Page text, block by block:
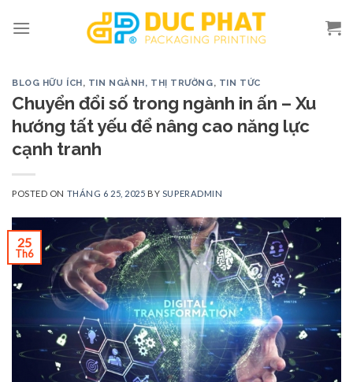
BLOG HỮU ÍCH, TIN NGÀNH, THỊ TRƯỜNG, TIN TỨC
Chuyển đổi số trong ngành in ấn – Xu
hướng tất yếu để nâng cao năng lực
cạnh tranh
POSTED ON THÁNG 6 25, 2025 BY SUPERADMIN
25
Th6